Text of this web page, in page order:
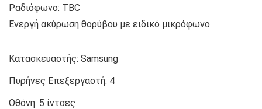
Ραδιόφωνο: TBC
Ενεργή ακύρωση θορύβου με ειδικό μικρόφωνο
Κατασκευαστής: Samsung
Πυρήνες Επεξεργαστή: 4
Οθόνη: 5 ίντσες